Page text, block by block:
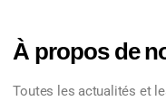
À propos de
Toutes les actualités et